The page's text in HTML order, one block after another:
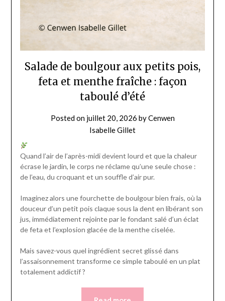
Salade de boulgour aux petits pois,
feta et menthe fraîche : façon
taboulé d’été
Posted on juillet 20, 2026 byCenwen
Isabelle Gillet
Quand l’air de l’après-midi devient lourd et que la chaleur
écrase le jardin, le corps ne réclame qu’une seule chose :
de l’eau, du croquant et un souffle d’air pur.
Imaginez alors une fourchette de boulgour bien frais, où la
douceur d’un petit pois claque sous la dent en libérant son
jus, immédiatement rejointe par le fondant salé d’un éclat
de feta et l’explosion glacée de la menthe ciselée.
Mais savez-vous quel ingrédient secret glissé dans
l’assaisonnement transforme ce simple taboulé en un plat
totalement addictif ?